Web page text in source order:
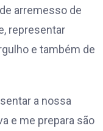
arremesso de
representar
e também de
a nossa
e me prepara são